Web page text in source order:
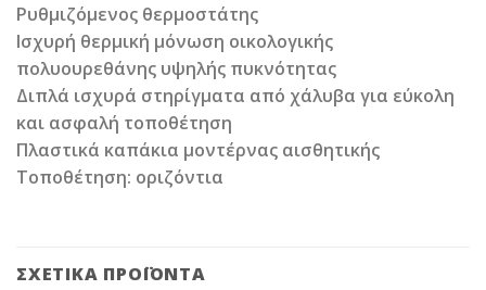
Ρυθμιζόμενος θερμοστάτης
Ισχυρή θερμική μόνωση οικολογικής
πολυουρεθάνης υψηλής πυκνότητας
Διπλά ισχυρά στηρίγματα από χάλυβα για εύκολη
και ασφαλή τοποθέτηση
Πλαστικά καπάκια μοντέρνας αισθητικής
Τοποθέτηση: οριζόντια
ΣΧΕΤΙΚΆ ΠΡΟΪΌΝΤΑ